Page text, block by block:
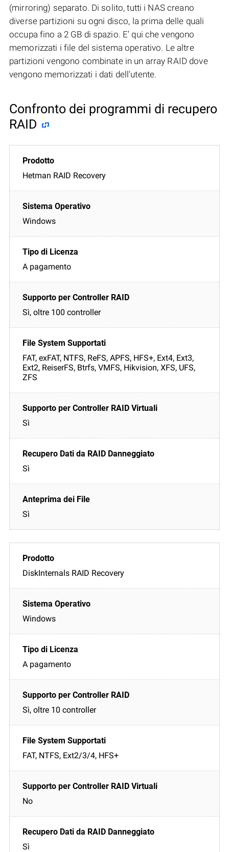
(mirroring) separato. Di solito, tutti i NAS creano
diverse partizioni su ogni disco, la prima delle quali
occupa fino a 2 GB di spazio. E’ qui che vengono
memorizzati i file del sistema operativo. Le altre
partizioni vengono combinate in un array RAID dove
vengono memorizzati i dati dell'utente.
Confronto dei programmi di recupero
RAID
Hetman RAID Recovery
Windows
A pagamento
Sì, oltre 100 controller
FAT, exFAT, NTFS, ReFS, APFS, HFS+, Ext4, Ext3,
Ext2, ReiserFS, Btrfs, VMFS, Hikvision, XFS, UFS,
ZFS
Sì
Sì
Sì
DiskInternals RAID Recovery
Windows
A pagamento
Sì, oltre 10 controller
FAT, NTFS, Ext2/3/4, HFS+
No
Sì